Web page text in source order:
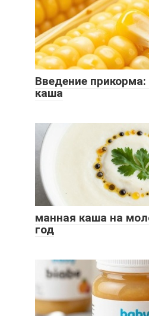
Введение прикорма:
каша
манная каша на
год